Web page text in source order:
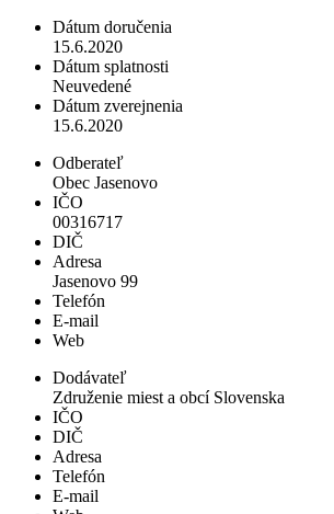
Dátum doručenia
15.6.2020
Dátum splatnosti
Neuvedené
Dátum zverejnenia
15.6.2020
Odberateľ
Obec Jasenovo
IČO
00316717
DIČ
Adresa
Jasenovo 99
Telefón
E-mail
Web
Dodávateľ
Združenie miest a obcí Slovenska
IČO
DIČ
Adresa
Telefón
E-mail